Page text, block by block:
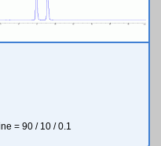
= 90 / 10 / 0.1